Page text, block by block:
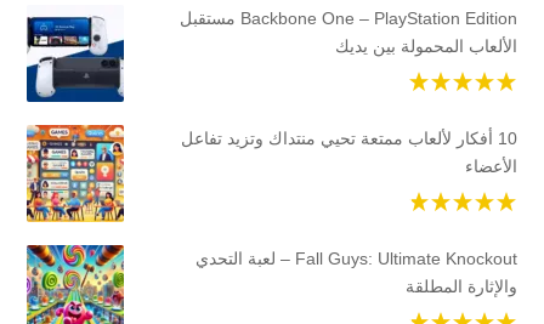
Backbone One – PlayStation Edition مستقبل
الألعاب المحمولة بين يديك
10 أفكار لألعاب ممتعة تحيي منتداك وتزيد تفاعل
الأعضاء
Fall Guys: Ultimate Knockout – لعبة التحدي
والإثارة المطلقة